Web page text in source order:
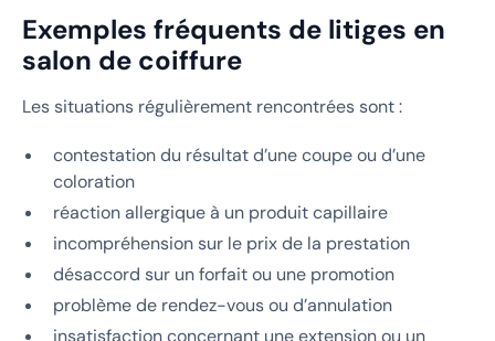
Exemples fréquents de litiges en
salon de coiffure
Les situations régulièrement rencontrées sont :
contestation du résultat d’une coupe ou d’une
coloration
réaction allergique à un produit capillaire
incompréhension sur le prix de la prestation
désaccord sur un forfait ou une promotion
problème de rendez-vous ou d’annulation
insatisfaction concernant une extension ou un